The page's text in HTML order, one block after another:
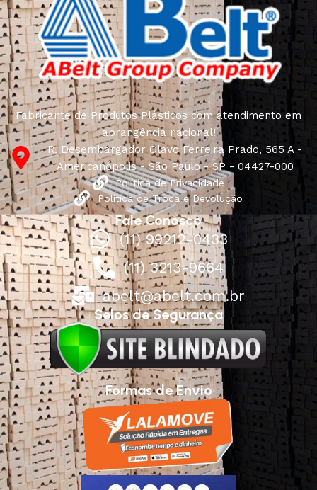
Fabricante de Produtos Plásticos com atendimento em
abrangência nacional!
R. Desembargador Olavo Ferreira Prado, 565 A -
Americanópolis - São Paulo - SP - 04427-000
Política de Privacidade
Política de Troca e Devolução
Fale Conosco
(11) 99212-0433
(11) 3213-9664
abelt@abelt.com.br
Selos de Segurança
Formas de Envio